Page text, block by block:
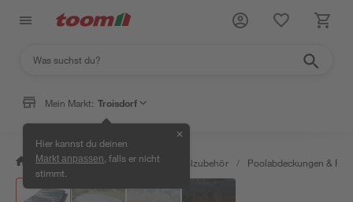
Mein Markt: Troisdorf
Hier kannst du deinen
Markt anpassen , falls er nicht
stimmt.
✕
/ Garten & Freizeit / Pools & Poolzubehör / Poolabdeckungen &